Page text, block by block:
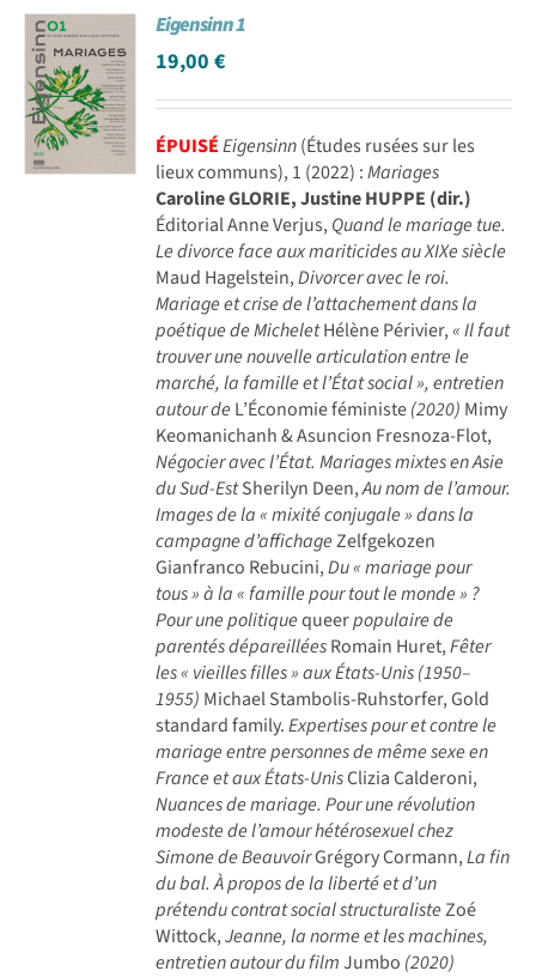
Achat en ligne
Panier WooCommerce
Eigensinn 1
19,00€
ÉPUISÉEigensinn(Études rusées sur les
lieux communs), 1 (2022) :Mariages
Caroline GLORIE, Justine HUPPE (dir.)
Éditorial Anne Verjus,Quand le mariage tue.
Le divorce face aux mariticides au XIXe siècle
Maud Hagelstein,Divorcer avec le roi.
Mariage et crise de l’attachement dans la
poétique de MicheletHélène Périvier,« Il faut
trouver une nouvelle articulation entre le
marché, la famille et l’État social », entretien
autour de L’Économie féministe(2020) Mimy
Keomanichanh & Asuncion Fresnoza-Flot,
Négocier avec l’État. Mariages mixtes en Asie
du Sud-EstSherilyn Deen,Au nom de l’amour.
Images de la « mixité conjugale » dans la
campagne d’affichageZelfgekozen
Gianfranco Rebucini,Du « mariage pour
tous » à la « famille pour tout le monde » ?
Pour une politiquequeerpopulaire de
parentés dépareilléesRomain Huret,Fêter
les « vieilles filles » aux États-Unis (1950–
1955) Michael Stambolis-Ruhstorfer, Gold
standard family.Expertises pour et contre le
mariage entre personnes de même sexe en
France et aux États-UnisClizia Calderoni,
Nuances de mariage. Pour une révolution
modeste de l’amour hétérosexuel chez
Simone de BeauvoirGrégory Cormann,La fin
du bal. À propos de la liberté et d’un
prétendu contrat social structuralisteZoé
Wittock,Jeanne, la norme et les machines,
entretien autour du filmJumbo (2020)